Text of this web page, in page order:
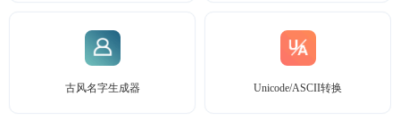
古风名字生成器 Unicode/ASCII转换